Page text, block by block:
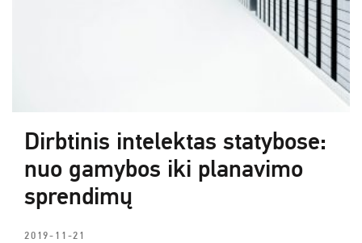
Dirbtinis intelektas statybose:
nuo gamybos iki planavimo
sprendimų
2019-11-21